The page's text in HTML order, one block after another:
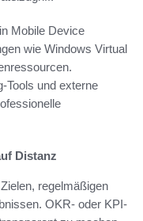
Mobile Device
wie Windows Virtual
Tools und externe
Distanz
regelmäßigen
OKR- oder KPI-